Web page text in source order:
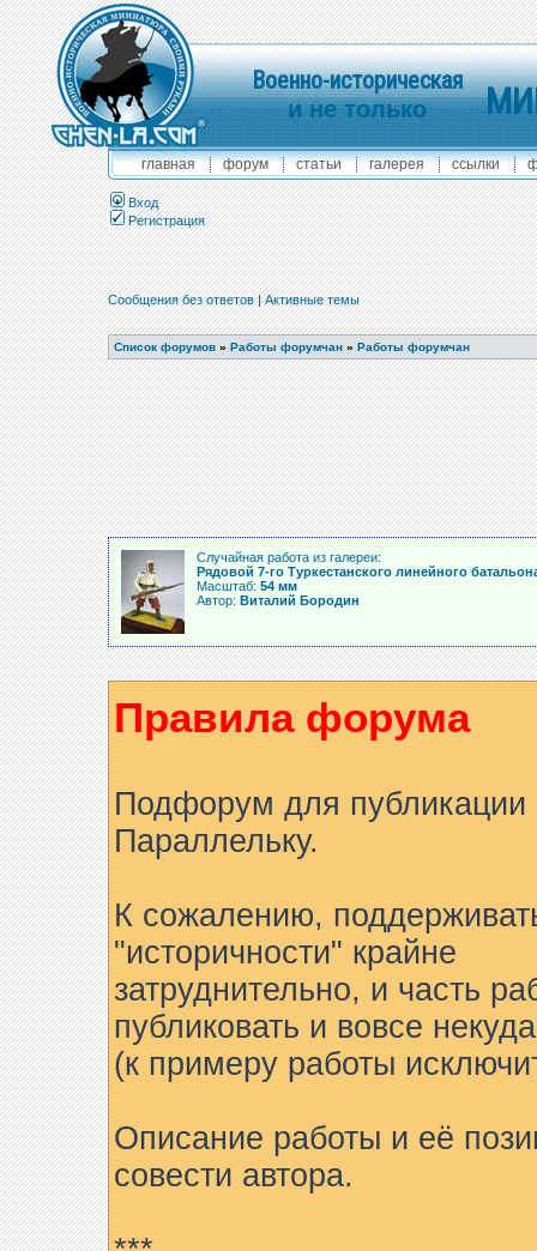
Военно-историческая
и не только
главная форум статьи галерея ссылки
Вход
Регистрация
Сообщения без ответов|Активные темы
Список форумов » Работы форумчан » Работы форумчан
Случайная работа из галереи:
Рядовой 7-го Туркестанского линейного
Масштаб: 54 мм
Автор: Виталий Бородин
Правила форума
Подфорум для
Параллельку.
К сожалению,
"историчности" крайне
затруднительно, и часть
публиковать и вовсе
(к примеру работы
Описание работы и её
совести автора.